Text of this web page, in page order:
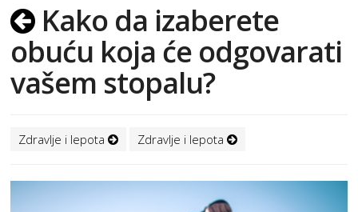
Kako da izaberete
obuću koja će odgovarati
vašem stopalu?
Zdravlje i lepota Zdravlje i lepota